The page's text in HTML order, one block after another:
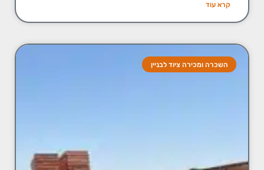
קרא עוד
השכרה ומכירה ציוד לבניין